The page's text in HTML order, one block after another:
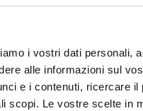
i vostri dati personali,
alle informazioni sul
e i contenuti, ricercare
scopi. Le vostre scelte in
History of the classical